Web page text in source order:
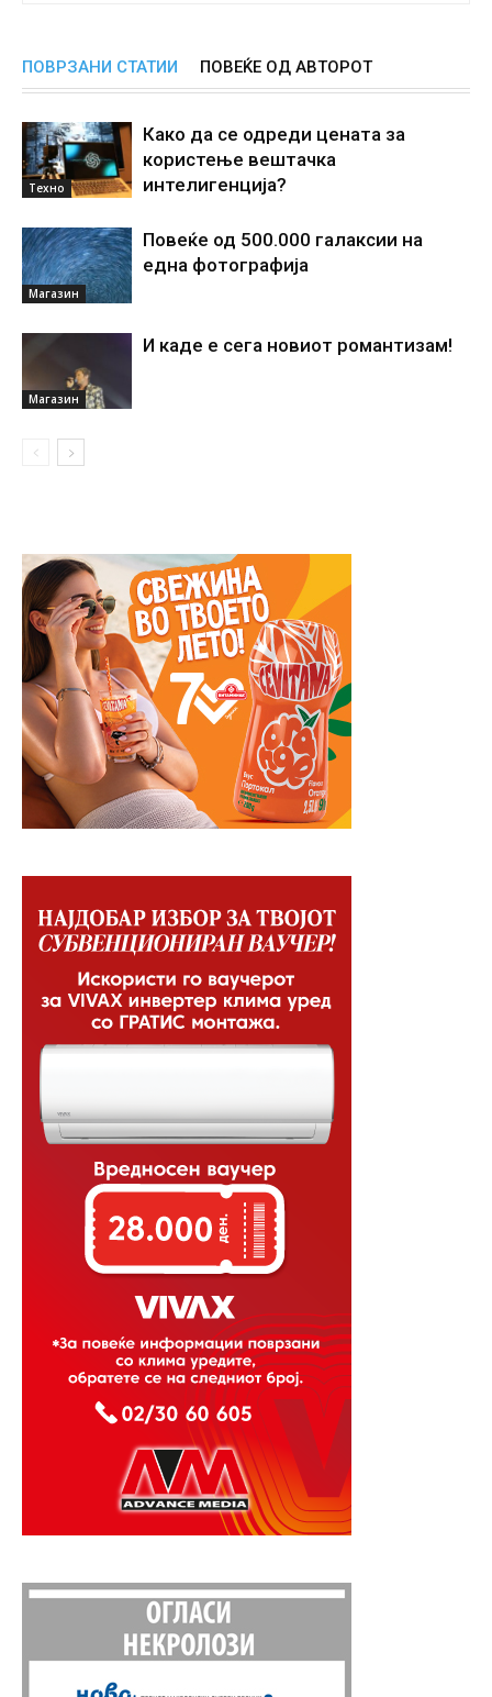
ПОВРЗАНИ СТАТИИ ПОВЕЌЕ ОД АВТОРОТ
Техно
Како да се одреди цената за
користење вештачка
интелигенциjа?
Магазин
Повеќе од 500.000 галаксии на
една фотографија
Магазин
И каде е сега новиот романтизам!